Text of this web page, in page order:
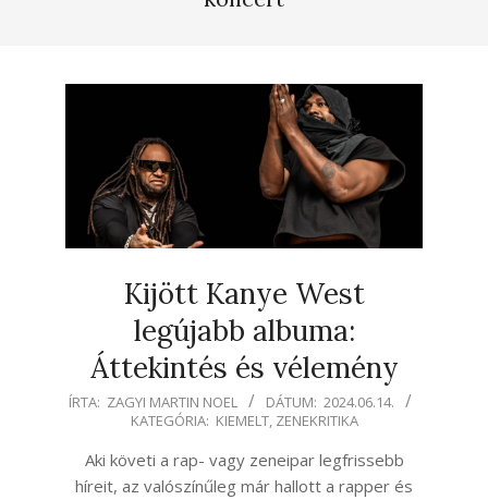
Kijött Kanye West
legújabb albuma:
Áttekintés és vélemény
2024-
ÍRTA: ZAGYI MARTIN NOEL DÁTUM: 2024.06.14.
KATEGÓRIA: KIEMELT, ZENEKRITIKA
Aki követi a rap- vagy zeneipar legfrissebb
híreit, az valószínűleg már hallott a rapper és